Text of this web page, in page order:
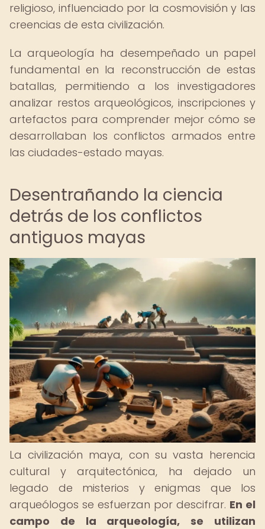
religioso, influenciado por la cosmovisión y las
creencias de esta civilización.
La arqueología ha desempeñado un papel
fundamental en la reconstrucción de estas
batallas, permitiendo a los investigadores
analizar restos arqueológicos, inscripciones y
artefactos para comprender mejor cómo se
desarrollaban los conflictos armados entre
las ciudades-estado mayas.
Desentrañando la ciencia
detrás de los conflictos
antiguos mayas
La civilización maya, con su vasta herencia
cultural y arquitectónica, ha dejado un
legado de misterios y enigmas que los
arqueólogos se esfuerzan por descifrar. En el
campo de la arqueología, se utilizan